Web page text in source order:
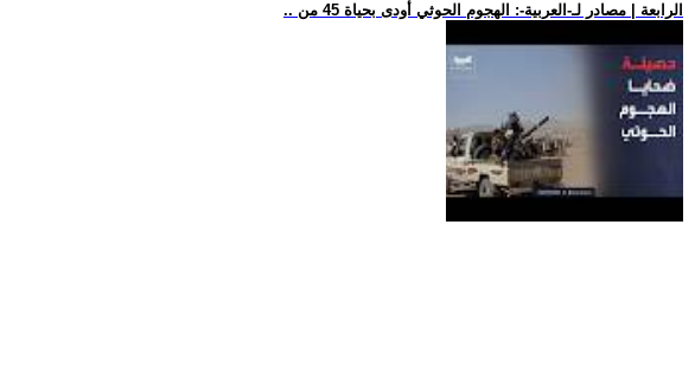
.. الرابعة | مصادر لـ-العربية-: الهجوم الحوثي أودى بحياة 45 من